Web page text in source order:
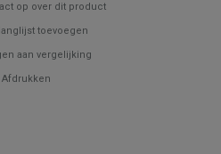
op over dit product
toevoegen
aan vergelijking
Afdrukken